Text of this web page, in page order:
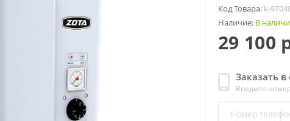
Код Товара: k-
Наличие: В
29 100
Заказать
Введите